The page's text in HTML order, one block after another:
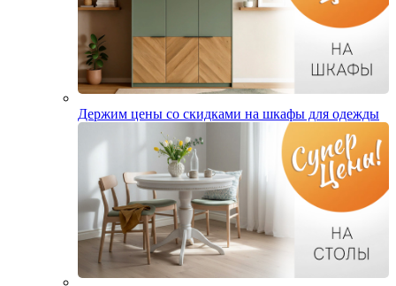
Держим цены со скидками на шкафы для одежды